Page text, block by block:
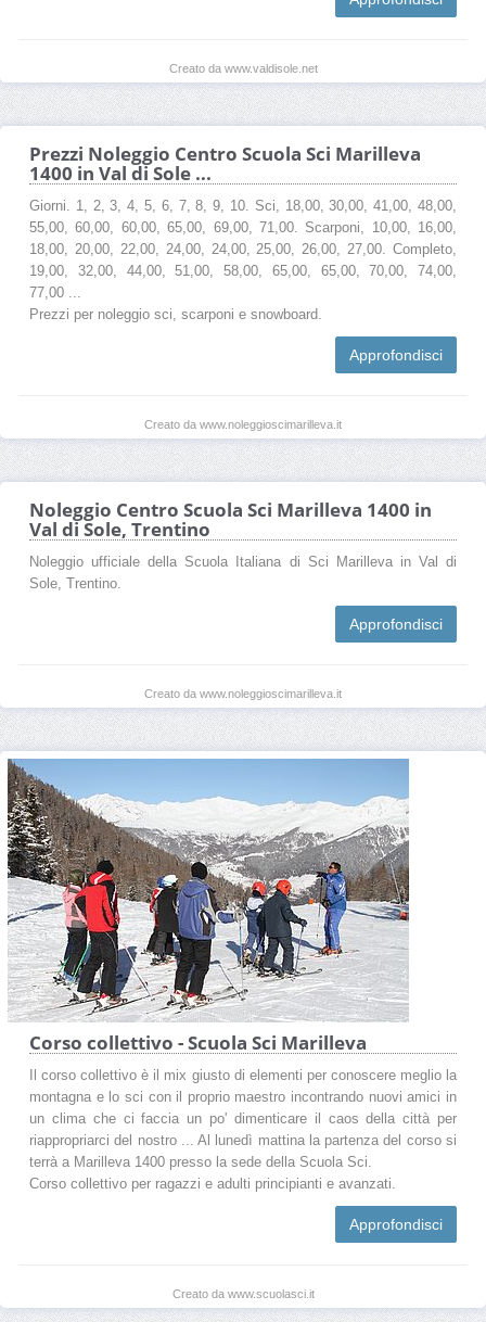
Creato da www.valdisole.net
Prezzi Noleggio Centro Scuola Sci Marilleva
1400 in Val di Sole ...
Giorni. 1, 2, 3, 4, 5, 6, 7, 8, 9, 10. Sci, 18,00, 30,00, 41,00, 48,00,
55,00, 60,00, 60,00, 65,00, 69,00, 71,00. Scarponi, 10,00, 16,00,
18,00, 20,00, 22,00, 24,00, 24,00, 25,00, 26,00, 27,00. Completo,
19,00, 32,00, 44,00, 51,00, 58,00, 65,00, 65,00, 70,00, 74,00,
77,00 ...
Prezzi per noleggio sci, scarponi e snowboard.
Approfondisci
Creato da www.noleggioscimarilleva.it
Noleggio Centro Scuola Sci Marilleva 1400 in
Val di Sole, Trentino
Noleggio ufficiale della Scuola Italiana di Sci Marilleva in Val di
Sole, Trentino.
Approfondisci
Creato da www.noleggioscimarilleva.it
Corso collettivo - Scuola Sci Marilleva
Il corso collettivo è il mix giusto di elementi per conoscere meglio la
montagna e lo sci con il proprio maestro incontrando nuovi amici in
un clima che ci faccia un po' dimenticare il caos della città per
riappropriarci del nostro ... Al lunedì mattina la partenza del corso si
terrà a Marilleva 1400 presso la sede della Scuola Sci.
Corso collettivo per ragazzi e adulti principianti e avanzati.
Approfondisci
Creato da www.scuolasci.it